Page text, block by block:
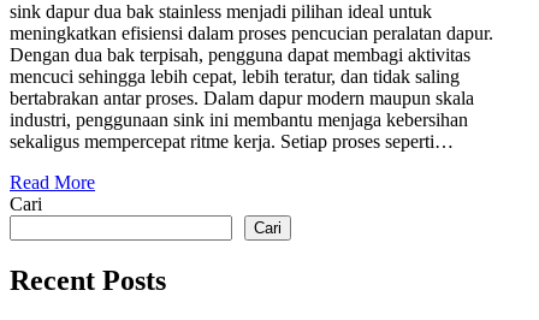
sink dapur dua bak stainless menjadi pilihan ideal untuk
meningkatkan efisiensi dalam proses pencucian peralatan dapur.
Dengan dua bak terpisah, pengguna dapat membagi aktivitas
mencuci sehingga lebih cepat, lebih teratur, dan tidak saling
bertabrakan antar proses. Dalam dapur modern maupun skala
industri, penggunaan sink ini membantu menjaga kebersihan
sekaligus mempercepat ritme kerja. Setiap proses seperti…
Read More
Cari
Cari
Recent Posts